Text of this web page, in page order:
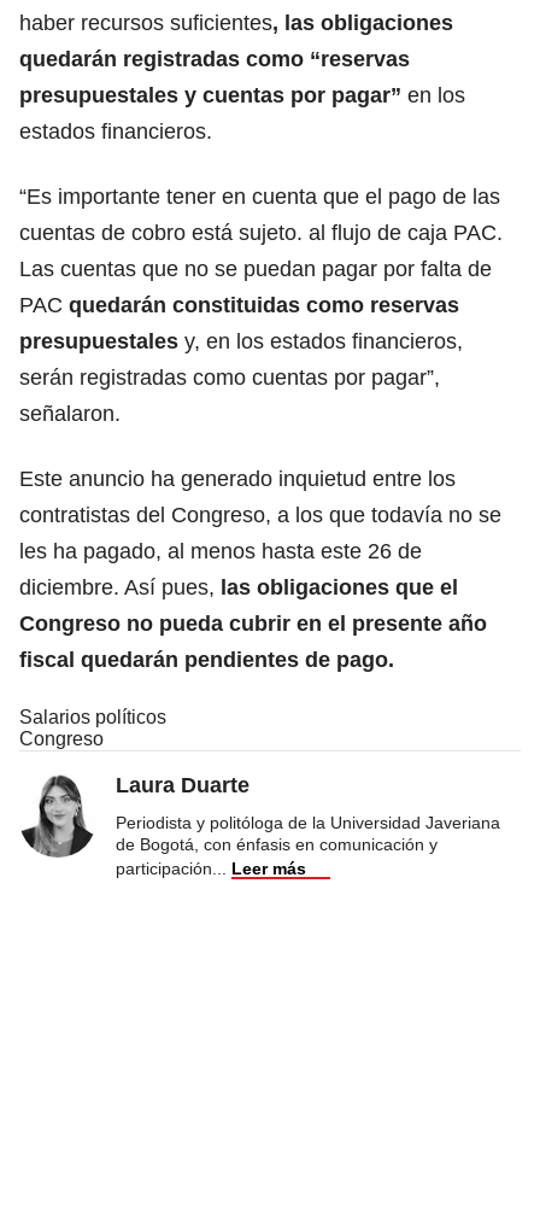
haber recursos suficientes, las obligaciones
quedarán registradas como “reservas
presupuestales y cuentas por pagar” en los
estados financieros.
“Es importante tener en cuenta que el pago de las
cuentas de cobro está sujeto. al flujo de caja PAC.
Las cuentas que no se puedan pagar por falta de
PAC quedarán constituidas como reservas
presupuestales y, en los estados financieros,
serán registradas como cuentas por pagar”,
señalaron.
Este anuncio ha generado inquietud entre los
contratistas del Congreso, a los que todavía no se
les ha pagado, al menos hasta este 26 de
diciembre. Así pues, las obligaciones que el
Congreso no pueda cubrir en el presente año
fiscal quedarán pendientes de pago.
Salarios políticos
Congreso
Laura Duarte
Periodista y politóloga de la Universidad Javeriana
de Bogotá, con énfasis en comunicación y
participación
Leer más